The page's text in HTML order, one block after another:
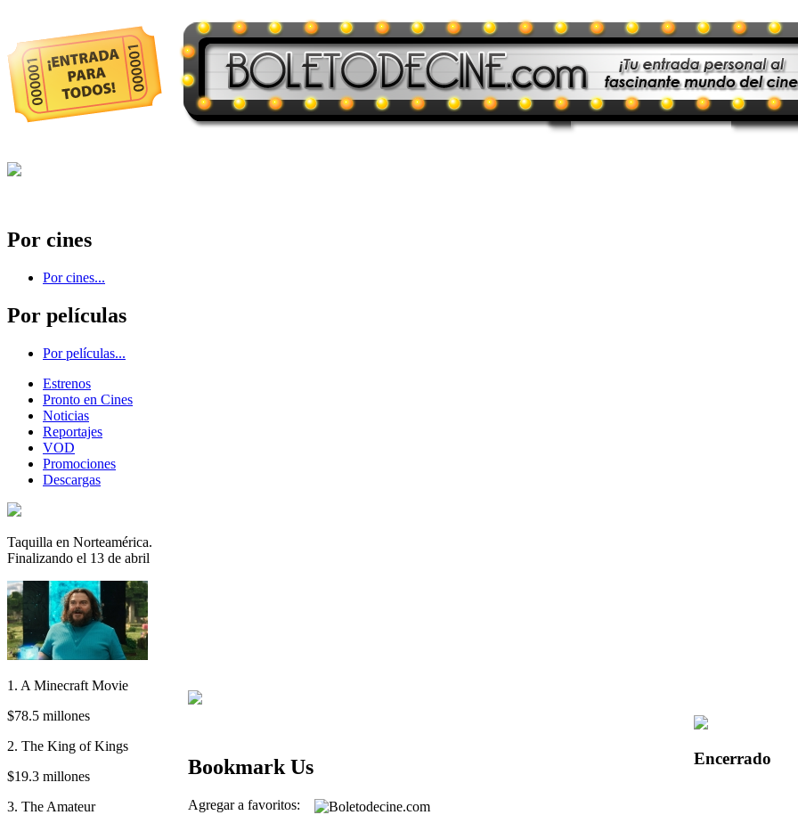
Por cines
Por cines...
Por películas
Por películas...
Estrenos
Pronto en Cines
Noticias
Reportajes
VOD
Promociones
Descargas
Taquilla en Norteamérica.
Finalizando el 13 de abril
1. A Minecraft Movie
$78.5 millones
2. The King of Kings
$19.3 millones
3. The Amateur
Bookmark Us
Agregar a favoritos:
Encerrado